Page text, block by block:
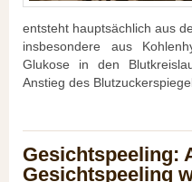
entsteht hauptsächlich aus
insbesondere aus
Glukose in den
Anstieg des
Gesichtspeeling:
Gesichtspeeling